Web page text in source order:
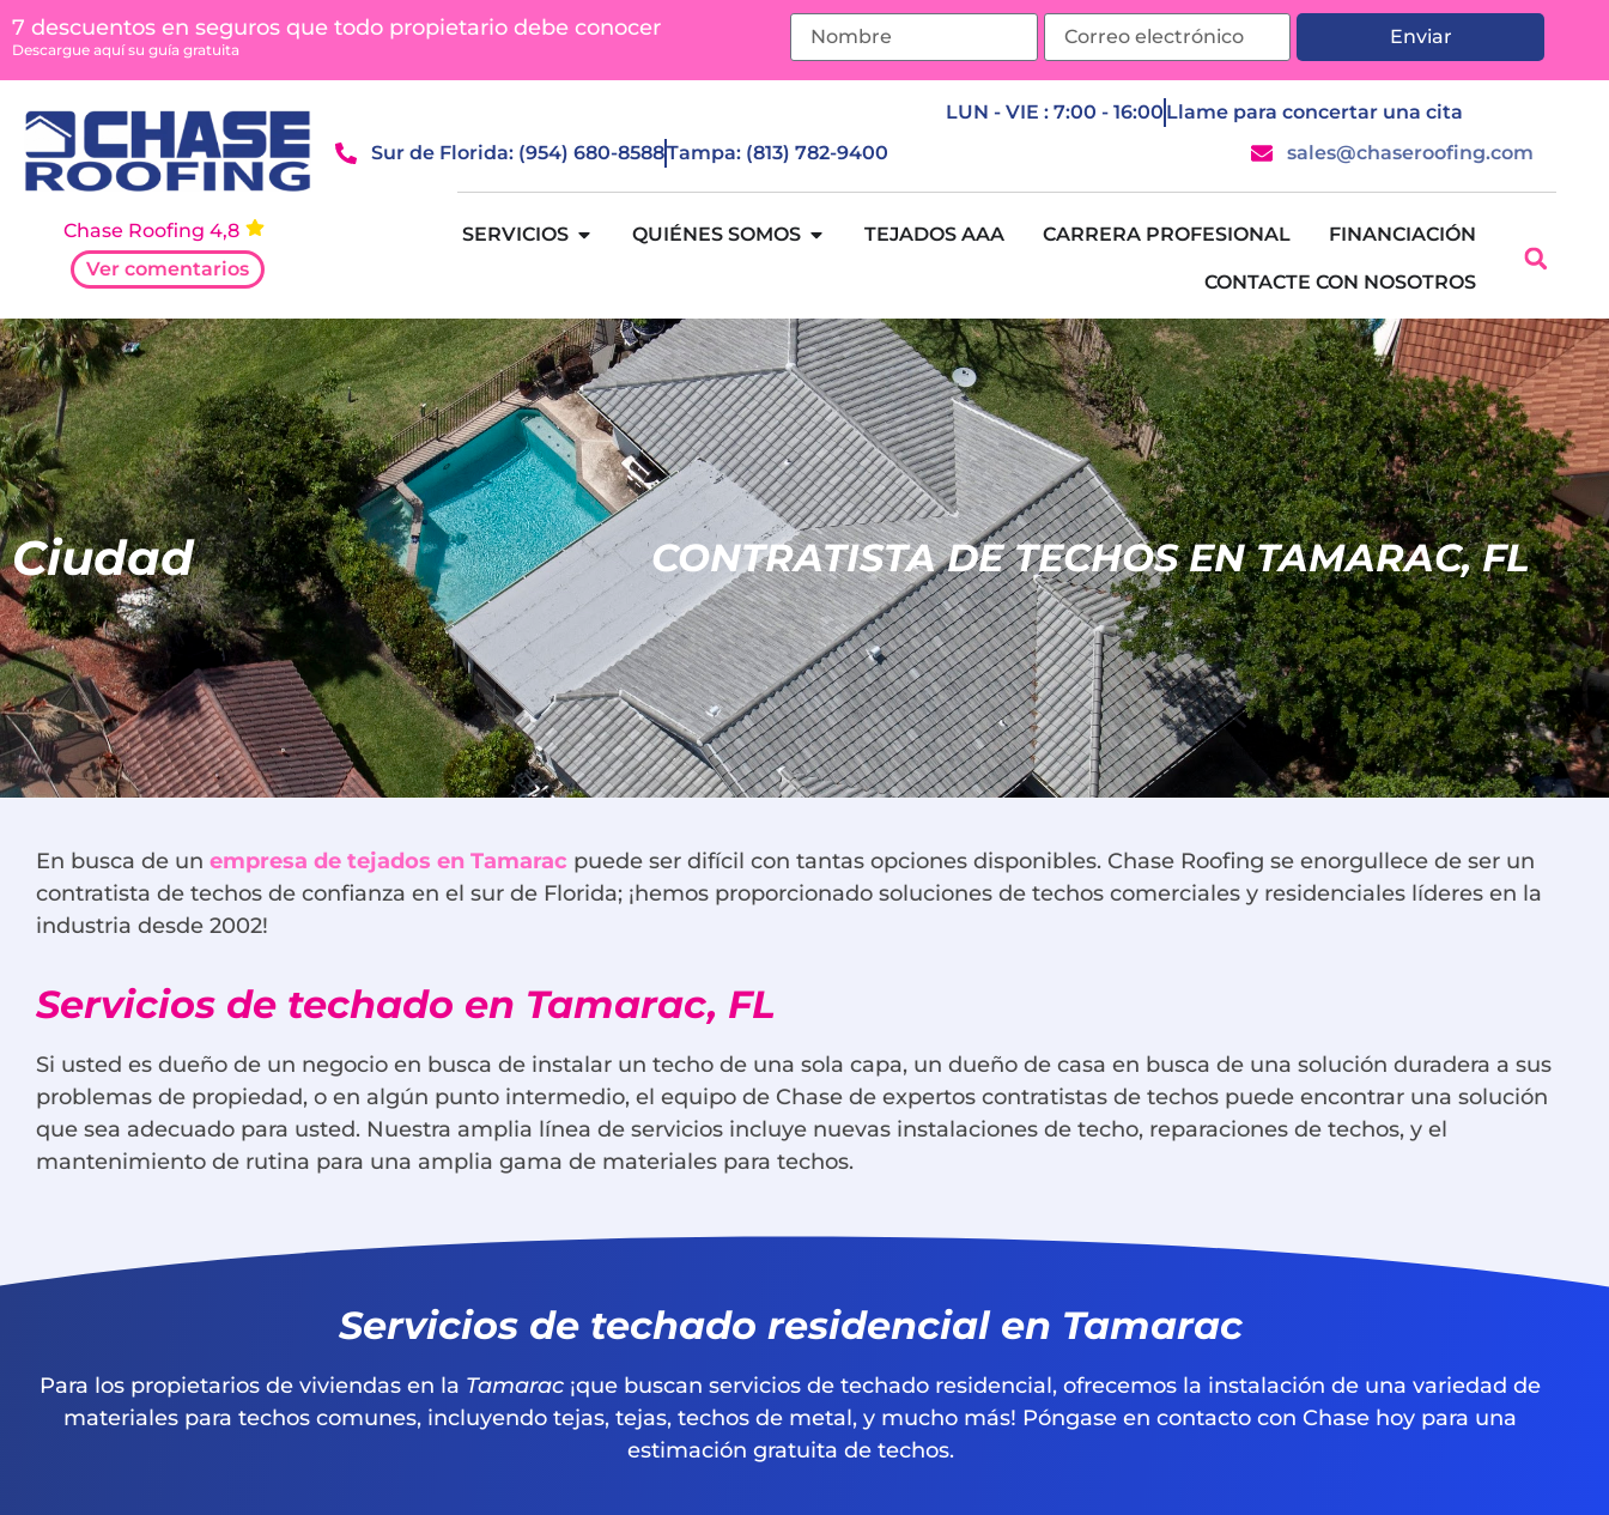
contenido
7 descuentos en seguros que todo propietario debe conocer
Descargue aquí su guía gratuita
Enviar
Chase Roofing 4,8
Ver comentarios
LUN - VIE : 7:00 - 16:00 Llame para concertar una cita
Sur de Florida: (954) 680-8588Tampa: (813) 782-9400 sales@chaseroofing.com
SERVICIOS QUIÉNES SOMOS TEJADOS AAA CARRERA PROFESIONAL FINANCIACIÓN
CONTACTE CON NOSOTROS
Ciudad CONTRATISTA DE TECHOS EN TAMARAC, FL
En busca de un empresa de tejados en Tamarac puede ser difícil con tantas opciones disponibles. Chase Roofing se enorgullece de ser un
contratista de techos de confianza en el sur de Florida; ¡hemos proporcionado soluciones de techos comerciales y residenciales líderes en la
industria desde 2002!
Servicios de techado en Tamarac, FL
Si usted es dueño de un negocio en busca de instalar un techo de una sola capa, un dueño de casa en busca de una solución duradera a sus
problemas de propiedad, o en algún punto intermedio, el equipo de Chase de expertos contratistas de techos puede encontrar una solución
que sea adecuado para usted. Nuestra amplia línea de servicios incluye nuevas instalaciones de techo, reparaciones de techos, y el
mantenimiento de rutina para una amplia gama de materiales para techos.
Servicios de techado residencial en Tamarac
Para los propietarios de viviendas en la Tamarac ¡que buscan servicios de techado residencial, ofrecemos la instalación de una variedad de
materiales para techos comunes, incluyendo tejas, tejas, techos de metal, y mucho más! Póngase en contacto con Chase hoy para una
estimación gratuita de techos.